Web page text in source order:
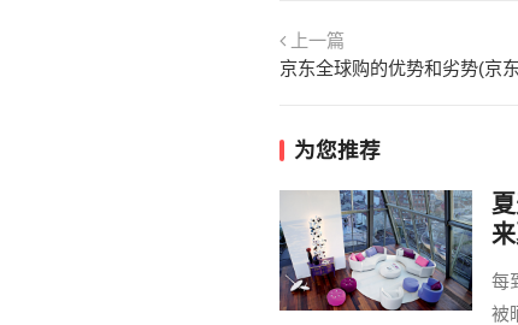
上一篇
京东全球购的优势和劣势(京
为您推荐
每
被